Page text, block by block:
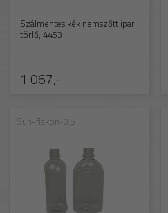
1 067,-
Szálmentes kék nemszőtt ipari
törlő, 4453
Sun-flakon-0,5